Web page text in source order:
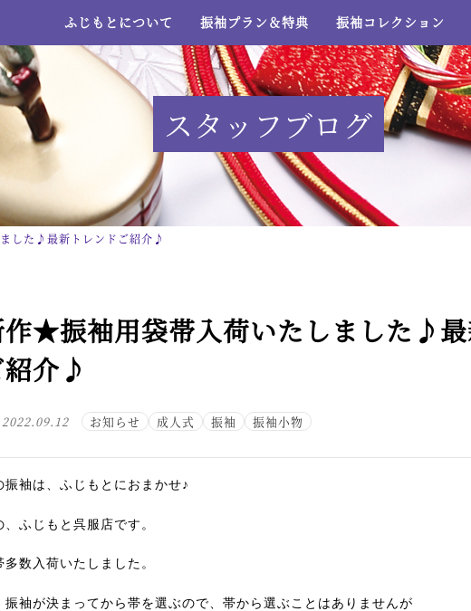
ふじもとについて 振袖プラン＆特典 振袖コレクション
スタッフブログ
した♪最新トレンドご紹介♪
★振袖用袋帯入荷いたしました♪最
紹介♪
2022.09.12 お知らせ 成人式 振袖 振袖小物
振袖は、ふじもとにおまかせ♪
、ふじもと呉服店です。
多数入荷いたしました。
振袖が決まってから帯を選ぶので、帯から選ぶことはありませんが